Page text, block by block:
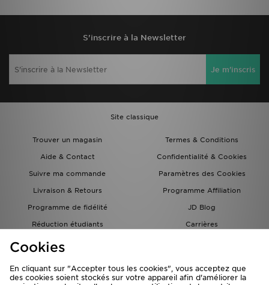
S'inscrire à la Newsletter
Je m'inscris
Site classique
Trouver un magasin
Termes & Conditions
Aide & Contact
Confidentialité & Cookies
Suivre ma commande
Paramètres des Cookies
Livraison & Retours
Programme Affiliation
Programme de fidélité
JD Blog
Réduction étudiants
Carrières
Carte Cadeau
Cookies
En cliquant sur "Accepter tous les cookies", vous acceptez que
des cookies soient stockés sur votre appareil afin d'améliorer la